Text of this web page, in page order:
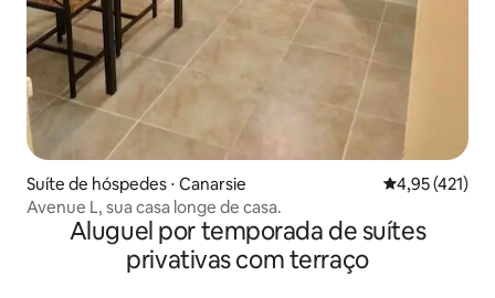
Suíte de hóspedes ⋅ Canarsie 4,95 de uma
4,95 (421)
Avenue L, sua casa longe de casa.
Aluguel por temporada de suítes
privativas com terraço